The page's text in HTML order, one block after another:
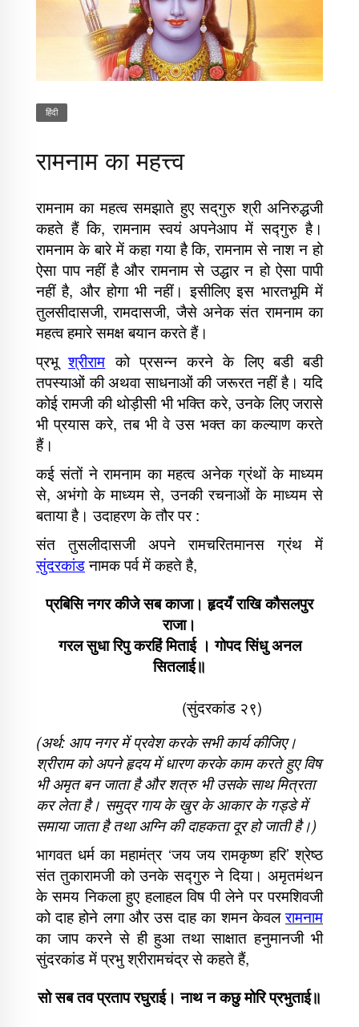
​हिंदी
रामनाम का महत्त्व
रामनाम का महत्व समझाते हुए सद्‌गुरु श्री अनिरुद्धजी
कहते हैं कि, रामनाम स्वयं अपनेआप में सद्‍गुरु है।
रामनाम के बारे में कहा गया है कि, रामनाम से नाश न हो
ऐसा पाप नहीं है और रामनाम से उद्धार न हो ऐसा पापी
नहीं है, और होगा भी नहीं। इसीलिए इस भारतभूमि में
तुलसीदासजी, रामदासजी, जैसे अनेक संत रामनाम का
महत्व हमारे समक्ष बयान करते हैं।
प्रभूश्रीराम को प्रसन्न करने के लिए बडी बडी
तपस्याओं की अथवा साधनाओं की जरूरत नहीं है। यदि
कोई रामजी की थोड़ीसी भी भक्ति करे, उनके लिए जरासे
भी प्रयास करे, तब भी वे उस भक्त का कल्याण करते
हैं।
कई संतों ने रामनाम का महत्व अनेक ग्रंथों के माध्यम
से, अभंगो के माध्यम से, उनकी रचनाओं के माध्यम से
बताया है। उदाहरण के तौर पर :
संत तुसलीदासजी अपने रामचरितमानस ग्रंथ में
सुंदरकांडनामक पर्व में कहते है,
प्रबिसि नगर कीजे सब काजा। हृदयँ राखि कौसलपुर
राजा।
गरल सुधा रिपु करहिं मिताई । गोपद सिंधु अनल
सितलाई॥
(सुंदरकांड २९)
(अर्थ: आप नगर में प्रवेश करके सभी कार्य कीजिए।
श्रीराम को अपने हृदय में धारण करके काम करते हुए विष
भी अमृत बन जाता है और शत्रु भी उसके साथ मित्रता
कर लेता है। समुद्र गाय के खुर के आकार के गड्‍डे में
समाया जाता है तथा अग्नि की दाहकता दूर हो जाती है।)
भागवत धर्म का महामंत्र ‘जय जय रामकृष्ण हरि’ श्रेष्ठ
संत तुकारामजी को उनके सद्‍गुरु ने दिया। अमृतमंथन
के समय निकला हुए हलाहल विष पी लेने पर परमशिवजी
को दाह होने लगा और उस दाह का शमन केवलरामनाम
का जाप करने से ही हुआ तथा साक्षात हनुमानजी भी
सुंदरकांड में प्रभु श्रीरामचंद्र से कहते हैं,
सो सब तव प्रताप रघुराई। नाथ न कछु मोरि प्रभुताई॥